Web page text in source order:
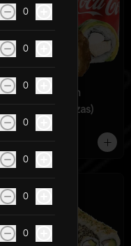
Rolls para 1 con
bebida (15 Piezas)
0
0
0
0
0
0
0